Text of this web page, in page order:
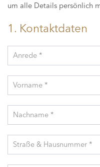
um alle Details persönlich
1. Kontaktdaten
Anrede *
Vorname *
Nachname *
Straße & Hausnummer *